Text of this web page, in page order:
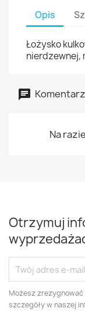
Opis
Łożysko
nierdzewnej,
Na
Otrzymuj
Możesz
szczegóły w naszej